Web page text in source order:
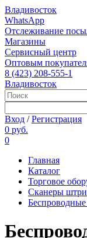
Владивосток
WhatsApp
Отслеживание
Магазины
Сервисный центр
Оптовым
8 (423) 208-555-1
Владивосток
Вход /Регистрация
0 руб.
0
Главная
Каталог
Торговое
Сканеры